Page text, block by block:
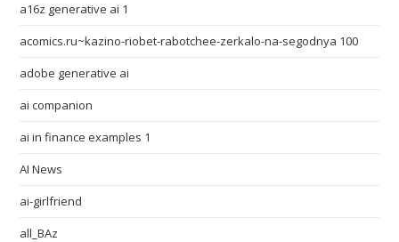
a16z generative ai 1
acomics.ru~kazino-riobet-rabotchee-zerkalo-na-segodnya 100
adobe generative ai
ai companion
ai in finance examples 1
AI News
ai-girlfriend
all_BAz